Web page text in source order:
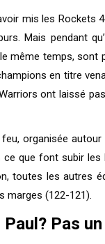
mis les Rockets
Mais pendant
même temps,
en titre
ont laissé
organisée
ce que font subir
toutes les autres
marges (122-121).
Pas